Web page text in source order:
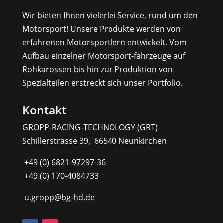
Wir bieten Ihnen vielerlei Service, rund um den
Motorsport! Unsere Produkte werden von
erfahrenen Motorsportlern entwickelt. Vom
Aufbau einzelner Motorsport-fahrzeuge auf
Rohkarossen bis hin zur Produktion von
Spezialteilen erstreckt sich unser Portfolio.
Kontakt
GROPP-RACING-TECHNOLOGY (GRT)
Schillerstrasse 39, 66540 Neunkirchen
+49 (0) 6821-97297-36
+49 (0) 170-4084733
u.gropp@bg-hd.de